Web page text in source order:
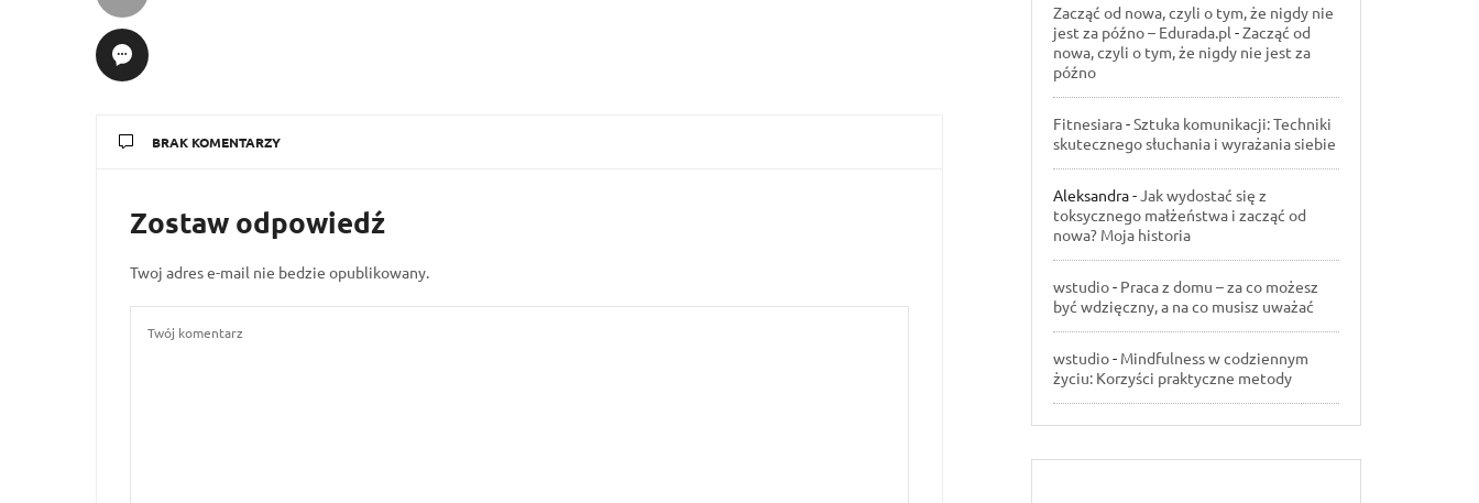
BRAK KOMENTARZY
Zostaw odpowiedź
Twoj adres e-mail nie bedzie opublikowany.
Zacząć od nowa, czyli o tym, że nigdy nie
jest za późno – Edurada.pl -Zacząć od
nowa, czyli o tym, że nigdy nie jest za
późno
Fitnesiara-Sztuka komunikacji: Techniki
skutecznego słuchania i wyrażania siebie
Aleksandra-Jak wydostać się z
toksycznego małżeństwa i zacząć od
nowa? Moja historia
wstudio- Praca z domu – za co możesz
być wdzięczny, a na co musisz uważać
wstudio- Mindfulness w codziennym
życiu: Korzyści praktyczne metody